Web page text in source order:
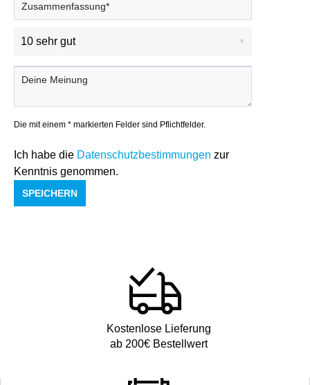
Die mit einem * markierten Felder sind Pflichtfelder.
Ich habe die Datenschutzbestimmungen zur
Kenntnis genommen.
SPEICHERN
Kostenlose Lieferung
ab 200€ Bestellwert